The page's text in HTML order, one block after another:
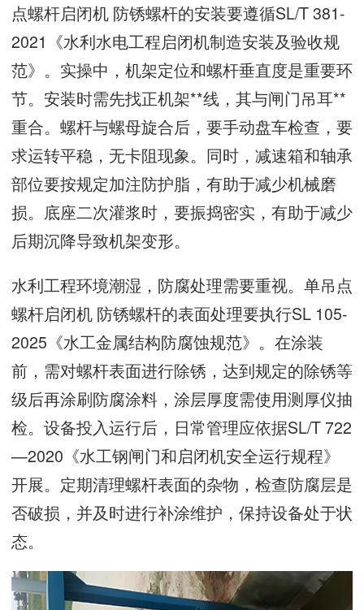
点螺杆启闭机 防锈螺杆的安装要遵循SL/T 381-
2021《水利水电工程启闭机制造安装及验收规
范》。实操中，机架定位和螺杆垂直度是重要环
节。安装时需先找正机架**线，其与闸门吊耳**
重合。螺杆与螺母旋合后，要手动盘车检查，要
求运转平稳，无卡阻现象。同时，减速箱和轴承
部位要按规定加注防护脂，有助于减少机械磨
损。底座二次灌浆时，要振捣密实，有助于减少
后期沉降导致机架变形。
水利工程环境潮湿，防腐处理需要重视。单吊点
螺杆启闭机 防锈螺杆的表面处理要执行SL 105-
2025《水工金属结构防腐蚀规范》。在涂装
前，需对螺杆表面进行除锈，达到规定的除锈等
级后再涂刷防腐涂料，涂层厚度需使用测厚仪抽
检。设备投入运行后，日常管理应依据SL/T 722
—2020《水工钢闸门和启闭机安全运行规程》
开展。定期清理螺杆表面的杂物，检查防腐层是
否破损，并及时进行补涂维护，保持设备处于状
态。